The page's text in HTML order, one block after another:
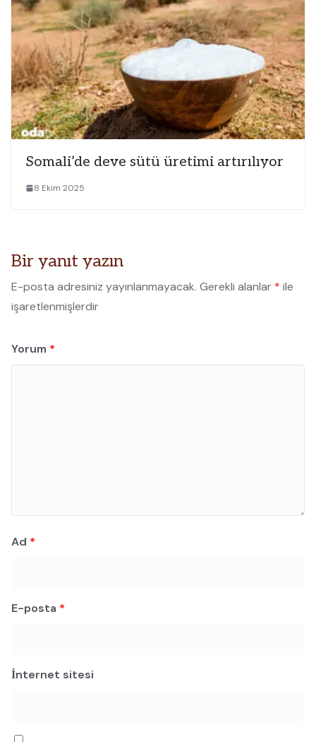
Somali’de deve sütü üretimi artırılıyor
8 Ekim 2025
Bir yanıt yazın
E-posta adresiniz yayınlanmayacak. Gerekli alanlar * ile
işaretlenmişlerdir
Yorum *
Ad *
E-posta *
İnternet sitesi